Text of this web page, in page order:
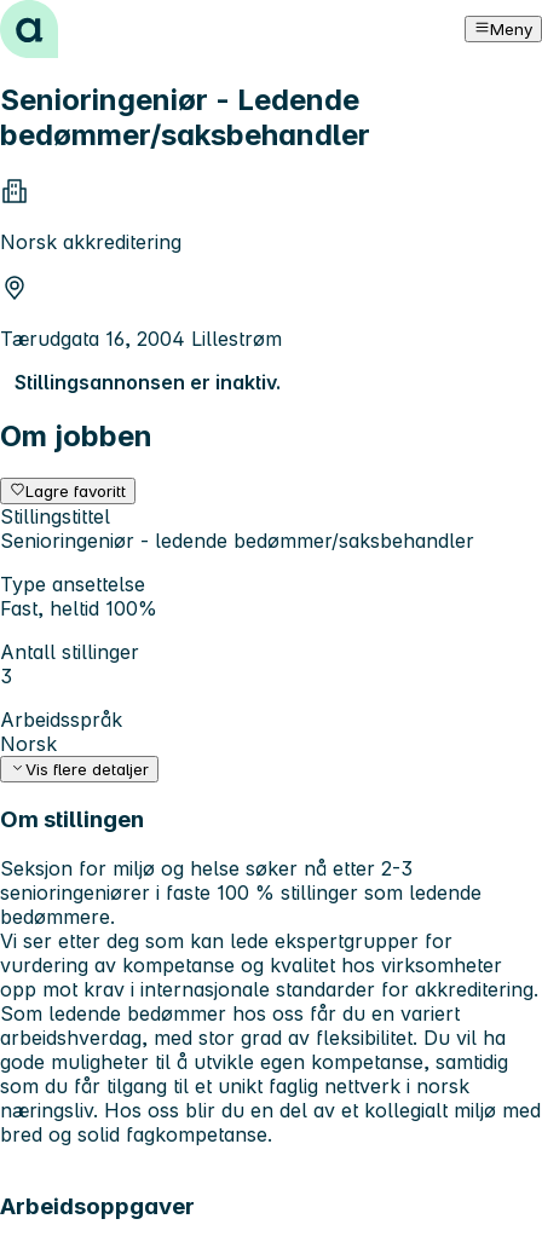
Hopp til innhold Meny
Senioringeniør - Ledende
bedømmer/saksbehandler
Norsk akkreditering
Tærudgata 16, 2004 Lillestrøm
Stillingsannonsen er inaktiv.
Om jobben
Lagre favoritt
Stillingstittel
Senioringeniør - ledende bedømmer/saksbehandler
Type ansettelse
Fast, heltid 100%
Antall stillinger
3
Arbeidsspråk
Norsk
Vis flere detaljer
Om stillingen
Seksjon for miljø og helse søker nå etter 2-3
senioringeniører i faste 100 % stillinger som ledende
bedømmere.
Vi ser etter deg som kan lede ekspertgrupper for
vurdering av kompetanse og kvalitet hos virksomheter
opp mot krav i internasjonale standarder for akkreditering.
Som ledende bedømmer hos oss får du en variert
arbeidshverdag, med stor grad av fleksibilitet. Du vil ha
gode muligheter til å utvikle egen kompetanse, samtidig
som du får tilgang til et unikt faglig nettverk i norsk
næringsliv. Hos oss blir du en del av et kollegialt miljø med
bred og solid fagkompetanse.
Arbeidsoppgaver